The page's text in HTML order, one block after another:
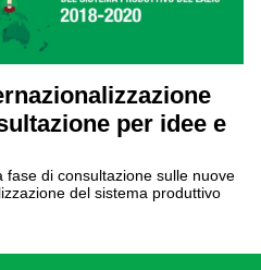
per idee e
fase di consultazione sulle nuove
del sistema produttivo